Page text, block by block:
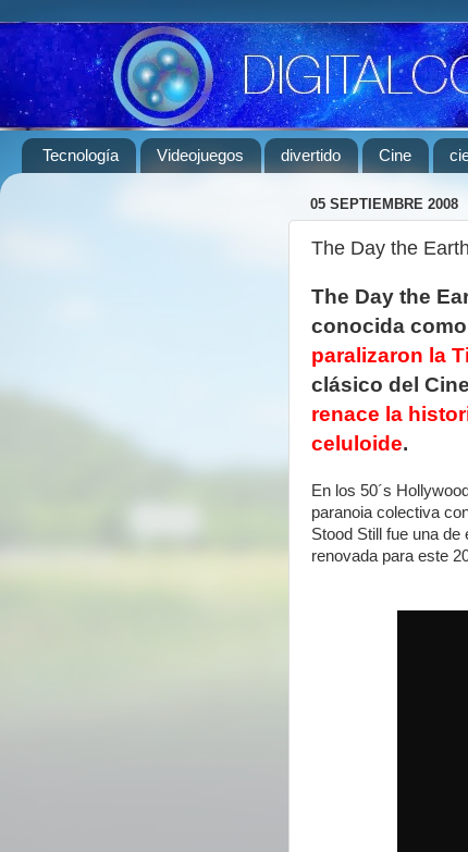
Tecnología Videojuegos divertido Cine
05 SEPTIEMBRE 2008
The Day the
The Day the
conocida
paralizaron la
clásico del
renace la
celuloide.
En los 50´s
paranoia colectiva
Stood Still fue una
renovada para este